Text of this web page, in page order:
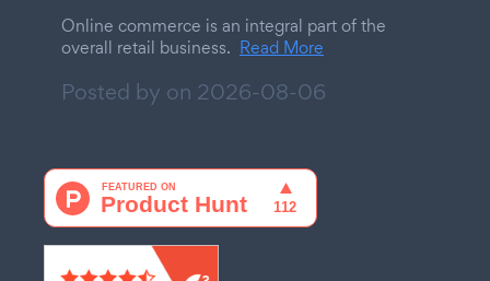
Online commerce is an integral part of the
overall retail business. Read More
Posted by on 2026-08-06